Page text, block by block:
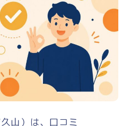
山）は、口コミ